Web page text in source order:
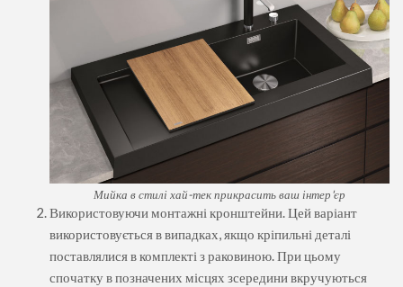
Мийка в стилі хай-тек прикрасить ваш інтер'єр
Використовуючи монтажні кронштейни. Цей варіант
використовується в випадках, якщо кріпильні деталі
поставлялися в комплекті з раковиною. При цьому
спочатку в позначених місцях зсередини вкручуються